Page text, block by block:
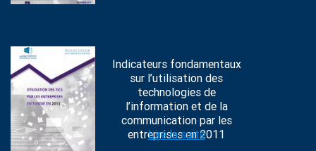
Indicateurs fondamentaux
sur l’utilisation des
technologies de
l’information et de la
communication par les
entreprises en 2011
Lire la suite